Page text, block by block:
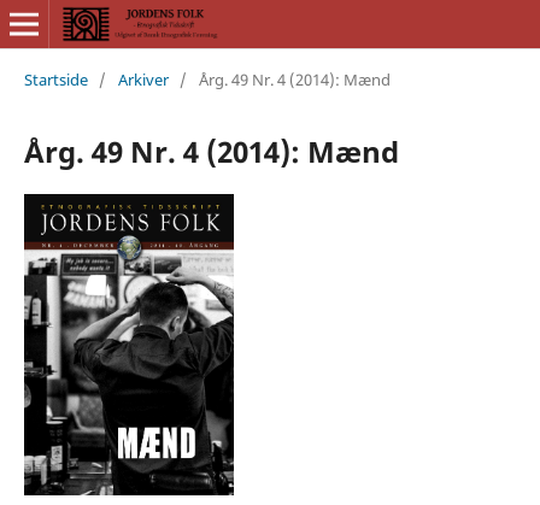
Startside / Arkiver / Årg. 49 Nr. 4 (2014): Mænd
Årg. 49 Nr. 4 (2014): Mænd